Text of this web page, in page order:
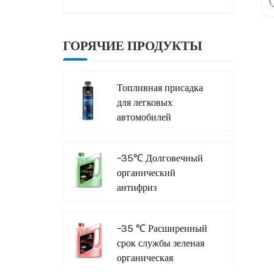
ГОРЯЧИЕ ПРОДУКТЫ
Топливная присадка
для легковых
автомобилей
производитель
внедорожников
-35℃ Долговечный
органический
антифриз
коммерческого
транспорта
-35 ℃ Расширенный
срок службы зеленая
органическая